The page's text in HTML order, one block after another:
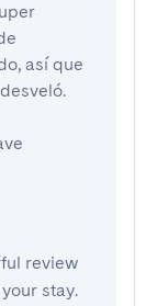
así que
review
stay.